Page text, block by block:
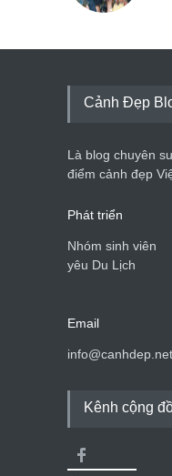
Cảnh Đẹp
Là blog chuyên
điểm cảnh đẹp
Phát triển
Nhóm sinh viên
yêu Du Lịch
Email
info@canhdep.net
Kênh cộng